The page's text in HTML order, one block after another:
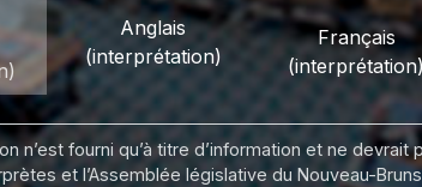
Anglais
(interprétation)
Français
n’est fourni qu’à titre d’information et ne
et l’Assemblée législative du Nouveau-